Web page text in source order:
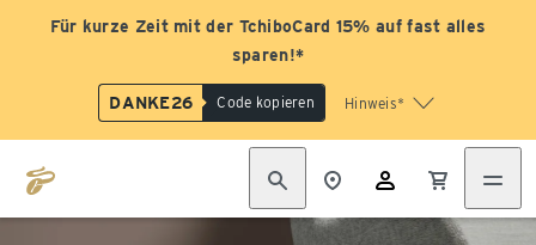
Für kurze Zeit mit der TchiboCard 15% auf fast alles
sparen!*
DANKE26 Code kopieren Hinweis*